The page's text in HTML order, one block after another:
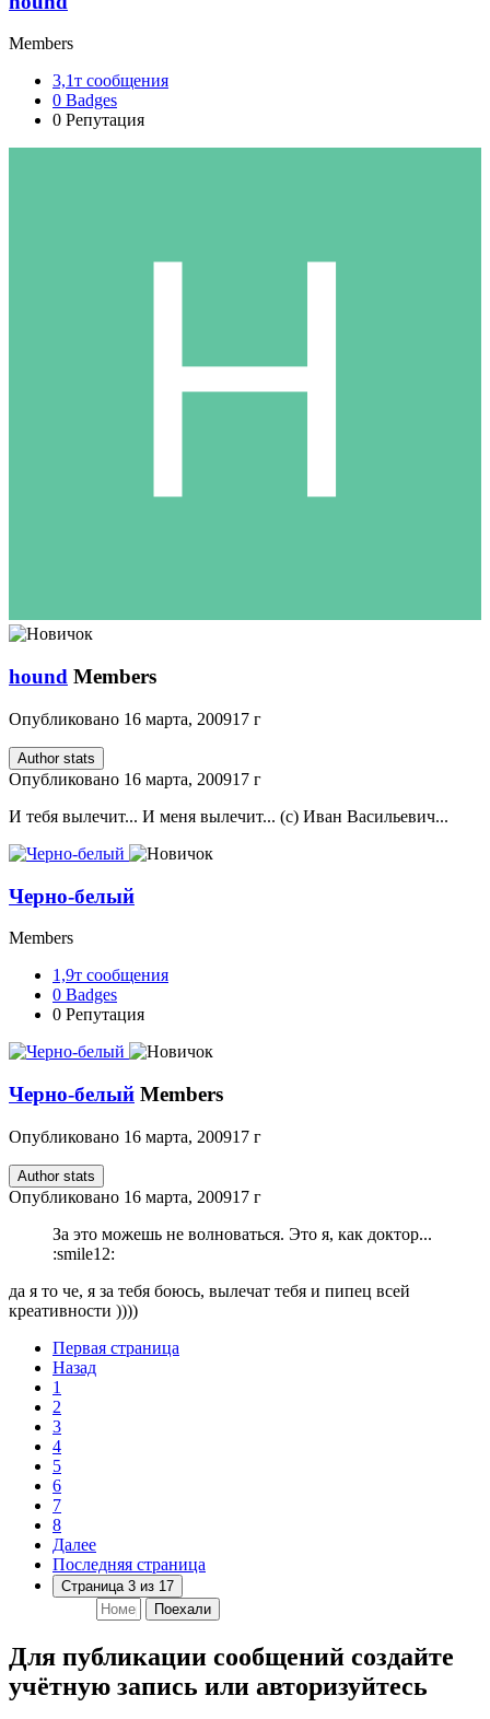
Members
3,1т сообщения
0 Badges
0 Репутация
hound Members
Опубликовано 16 марта, 200917 г
Author stats
Опубликовано 16 марта, 200917 г
И тебя вылечит... И меня вылечит... (с) Иван Васильевич...
Черно-белый
Members
1,9т сообщения
0 Badges
0 Репутация
Черно-белый Members
Опубликовано 16 марта, 200917 г
Author stats
Опубликовано 16 марта, 200917 г
За это можешь не волноваться. Это я, как доктор...
:smile12:
да я то че, я за тебя боюсь, вылечат тебя и пипец всей
креативности ))))
Первая страница
Назад
1
2
3
4
5
6
7
8
Далее
Последняя страница
Страница 3 из 17
Поехали
Для публикации сообщений создайте
учётную запись или авторизуйтесь